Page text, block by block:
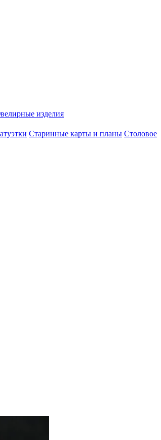
изделия
Старинные карты и планы Столовое